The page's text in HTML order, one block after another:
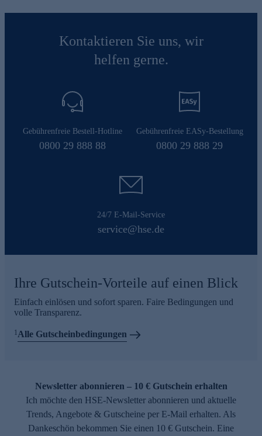
Kontaktieren Sie uns, wir
helfen gerne.
Gebührenfreie Bestell-Hotline
0800 29 888 88
Gebührenfreie EASy-Bestellung
0800 29 888 29
24/7 E-Mail-Service
service@hse.de
Ihre Gutschein-Vorteile auf einen Blick
Einfach einlösen und sofort sparen. Faire Bedingungen und
volle Transparenz.
1 Alle Gutscheinbedingungen
Newsletter abonnieren – 10 € Gutschein erhalten
Ich möchte den HSE-Newsletter abonnieren und aktuelle
Trends, Angebote & Gutscheine per E-Mail erhalten. Als
Dankeschön bekommen Sie einen 10 € Gutschein. Eine